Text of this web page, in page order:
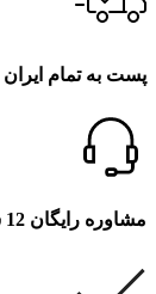
پست به تمام ایران
مشاوره رایگان 12 ساعته